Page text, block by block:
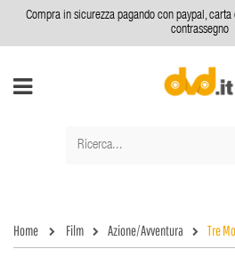
Compra in sicurezza pagando con paypal,
contrassegno
Home Film Azione/Avventura Tre